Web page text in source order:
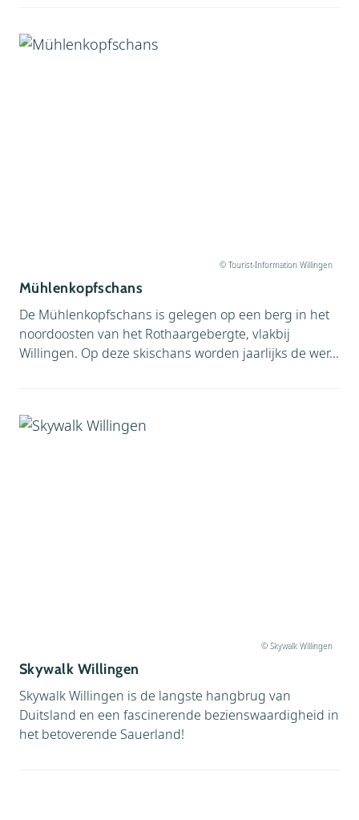
© Tourist-Information Willingen
Mühlenkopfschans
De Mühlenkopfschans is gelegen op een berg in het
noordoosten van het Rothaargebergte, vlakbij
Willingen. Op deze skischans worden jaarlijks de wer...
© Skywalk Willingen
Skywalk Willingen
Skywalk Willingen is de langste hangbrug van
Duitsland en een fascinerende bezienswaardigheid in
het betoverende Sauerland!